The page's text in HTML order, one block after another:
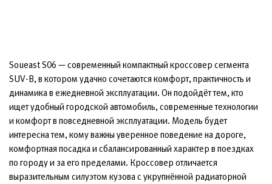
Soueast S06 — современный компактный кроссовер сегмента
SUV-B, в котором удачно сочетаются комфорт, практичность и
динамика в ежедневной эксплуатации. Он подойдёт тем, кто
ищет удобный городской автомобиль, современные технологии
и комфорт в повседневной эксплуатации. Модель будет
интересна тем, кому важны уверенное поведение на дороге,
комфортная посадка и сбалансированный характер в поездках
по городу и за его пределами. Кроссовер отличается
выразительным силуэтом кузова с укрупнённой радиаторной